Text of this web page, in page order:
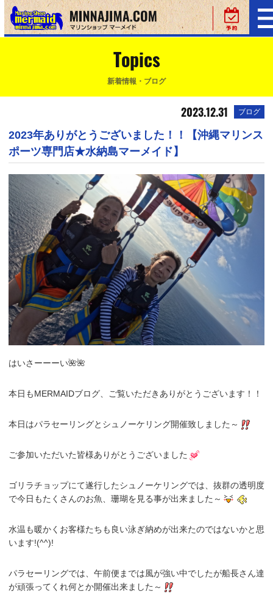
Topics
新着情報・ブログ
2023.12.31 ブログ
2023年ありがとうございました！！【沖縄マリンス
ポーツ専門店★水納島マーメイド】
はいさーーーい🌺🌺
本日もMERMAIDブログ、ご覧いただきありがとうございます！！
本日はパラセーリングとシュノーケリング開催致しました～
ご参加いただいた皆様ありがとうございました
ゴリラチョップにて遂行したシュノーケリングでは、抜群の透明度
で今日もたくさんのお魚、珊瑚を見る事が出来ました～
水温も暖かくお客様たちも良い泳ぎ納めが出来たのではないかと思
います!(^^)!
パラセーリングでは、午前便までは風が強い中でしたが船長さん達
が頑張ってくれ何とか開催出来ました～